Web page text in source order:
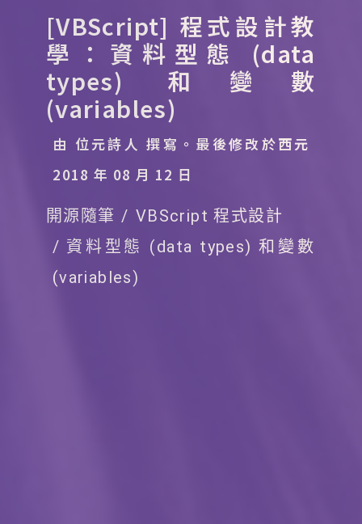
[VBScript] 程式設計教
學：資料型態 (data
types) 和變數
(variables)
由 位元詩人 撰寫。 最後修改於西元
2018 年 08 月 12 日
開源隨筆
VBScript 程式設計
資料型態 (data types) 和變數
(variables)